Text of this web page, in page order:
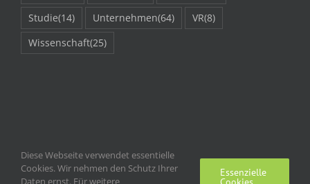
Studie(14) Unternehmen(64) VR(8)
Wissenschaft(25)
Diese Webseite verwendet essentielle
Cookies. Wir nehmen den Schutz Ihrer
Daten ernst. Für weitere
Essenzielle